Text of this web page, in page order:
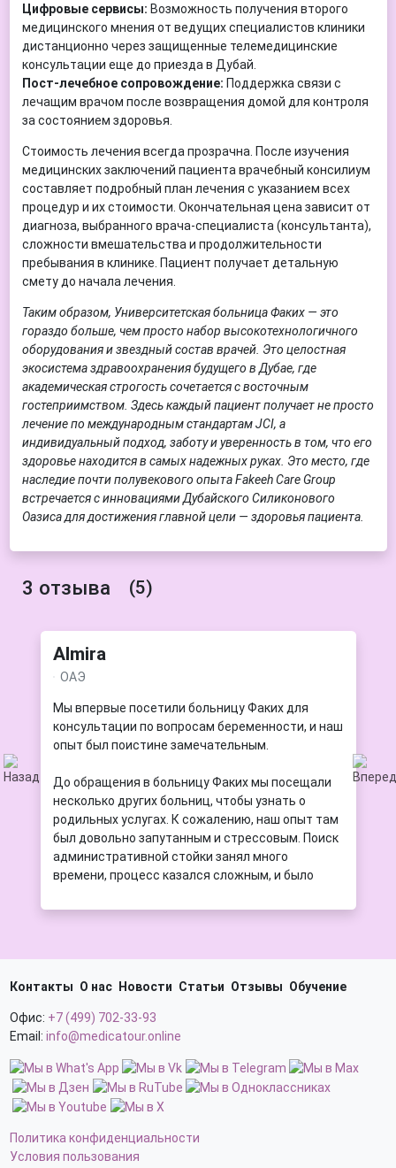
Цифровые сервисы: Возможность получения второго
медицинского мнения от ведущих специалистов клиники
дистанционно через защищенные телемедицинские
консультации еще до приезда в Дубай.
Пост-лечебное сопровождение: Поддержка связи с
лечащим врачом после возвращения домой для контроля
за состоянием здоровья.
Стоимость лечения всегда прозрачна. После изучения
медицинских заключений пациента врачебный консилиум
составляет подробный план лечения с указанием всех
процедур и их стоимости. Окончательная цена зависит от
диагноза, выбранного врача-специалиста (консультанта),
сложности вмешательства и продолжительности
пребывания в клинике. Пациент получает детальную
смету до начала лечения.
Таким образом, Университетская больница Факих — это
гораздо больше, чем просто набор высокотехнологичного
оборудования и звездный состав врачей. Это целостная
экосистема здравоохранения будущего в Дубае, где
академическая строгость сочетается с восточным
гостеприимством. Здесь каждый пациент получает не просто
лечение по международным стандартам JCI, а
индивидуальный подход, заботу и уверенность в том, что его
здоровье находится в самых надежных руках. Это место, где
наследие почти полувекового опыта Fakeeh Care Group
встречается с инновациями Дубайского Силиконового
Оазиса для достижения главной цели — здоровья пациента.
3 отзыва (5)
Almira
ОАЭ
Мы впервые посетили больницу Факих для
консультации по вопросам беременности, и наш
опыт был поистине замечательным.
До обращения в больницу Факих мы посещали
несколько других больниц, чтобы узнать о
родильных услугах. К сожалению, наш опыт там
был довольно запутанным и стрессовым. Поиск
административной стойки занял много
времени, процесс казался сложным, и было
распечатанные сведения о ценах и услугах. В
Однако все изменилось, когда мы приехали в
просто, быстро и хорошо организовано. В
течение нескольких минут мы получили всю
необходимую распечатанную информацию,
четкие объяснения цен и услуг, а также
профессиональную консультацию. Персонал
был добрым, внимательным и искренне
приветливым. Я также смогла пройти
медицинские анализы в тот же день, что было
Офис: +7 (499) 702-33-93
Email: info@medicatour.online
Контакты О нас Новости Статьи Отзывы Обучение
Политика конфиденциальности
Условия пользования